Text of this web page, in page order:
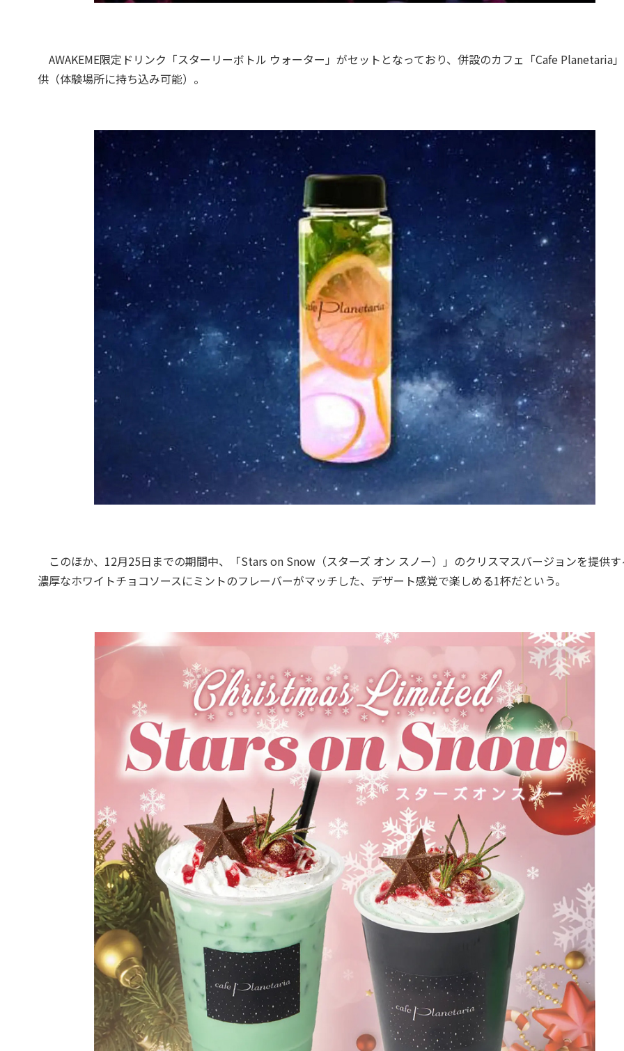
AWAKEME限定ドリンク「スターリーボトル ウォーター」がセットとなっており、併設のカフェ「Cafe Planetaria
供（体験場所に持ち込み可能）。
このほか、12月25日までの期間中、「Stars on Snow（スターズ オン スノー）」のクリスマスバージョンを提供
濃厚なホワイトチョコソースにミントのフレーバーがマッチした、デザート感覚で楽しめる1杯だという。